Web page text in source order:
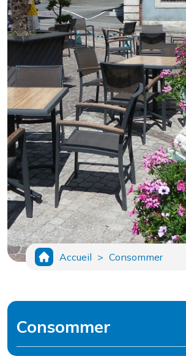
Accueil > Consommer
Consommer